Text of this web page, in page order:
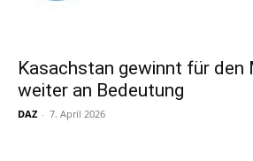
Kasachstan gewinnt für
weiter an Bedeutung
DAZ - 7. April 2026